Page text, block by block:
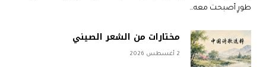
طورٍ أصبحت معه…
مختارات من الشعر الصيني
2 أغسطس 2026